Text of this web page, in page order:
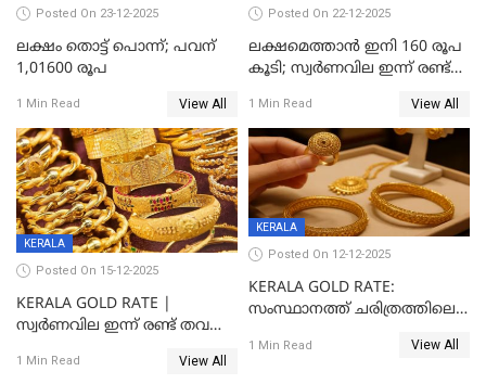
Posted On 23-12-2025
ലക്ഷം തൊട്ട് പൊന്ന്; പവന്
1,01600 രൂപ
1 Min Read View All
Posted On 22-12-2025
ലക്ഷമെത്താൻ ഇനി 160 രൂപ
കൂടി; സ്വർണവില ഇന്ന് രണ്ട്
1 Min Read View All
KERALA
Posted On 15-12-2025
KERALA GOLD RATE |
സ്വർണവില ഇന്ന് രണ്ട് തവണ
സർവകാല റെക്കോഡ്
1 Min Read View All
KERALA
Posted On 12-12-2025
KERALA GOLD RATE:
സംസ്ഥാനത്ത് ചരിത്രത്തിലെ
സ്വർണം; സർവ്വകാല
1 Min Read View All